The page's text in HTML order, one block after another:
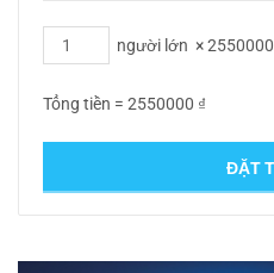
người lớn ×2550000
Tổng tiền = 2550000 ₫